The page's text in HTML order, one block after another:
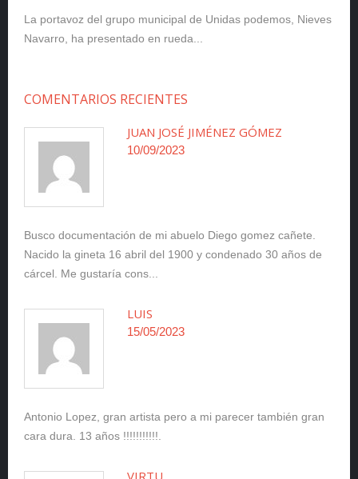
La portavoz del grupo municipal de Unidas podemos, Nieves
Navarro, ha presentado en rueda...
COMENTARIOS RECIENTES
JUAN JOSÉ JIMÉNEZ GÓMEZ
10/09/2023
Busco documentación de mi abuelo Diego gomez cañete.
Nacido la gineta 16 abril del 1900 y condenado 30 años de
cárcel. Me gustaría cons...
LUIS
15/05/2023
Antonio Lopez, gran artista pero a mi parecer también gran
cara dura. 13 años !!!!!!!!!!!.